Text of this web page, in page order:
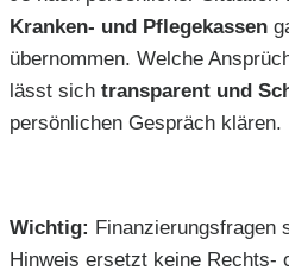
Kranken- und Pflegekassen
übernommen. Welche
lässt sich transparent und
persönlichen Gespräch klären.
Wichtig: Finanzierungsfragen
Hinweis ersetzt keine Rechts-